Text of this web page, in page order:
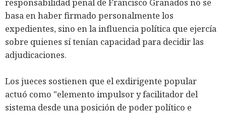
basa en haber firmado personalmente los
expedientes, sino en la influencia política que ejercía
sobre quienes sí tenían capacidad para decidir las
adjudicaciones.
Los jueces sostienen que el exdirigente popular
actuó como "elemento impulsor y facilitador del
sistema desde una posición de poder político e